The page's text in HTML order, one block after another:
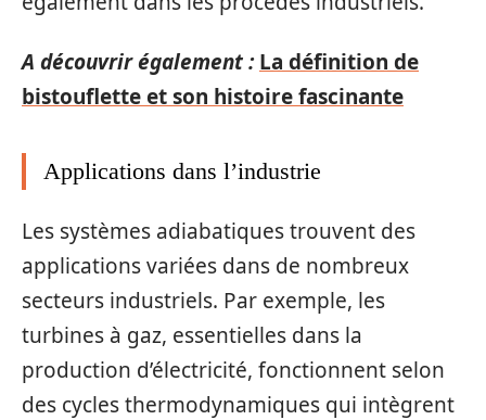
A découvrir également : La définition de
bistouflette et son histoire fascinante
Applications dans l’industrie
Les systèmes adiabatiques trouvent des
applications variées dans de nombreux
secteurs industriels. Par exemple, les
turbines à gaz, essentielles dans la
production d’électricité, fonctionnent selon
des cycles thermodynamiques qui intègrent